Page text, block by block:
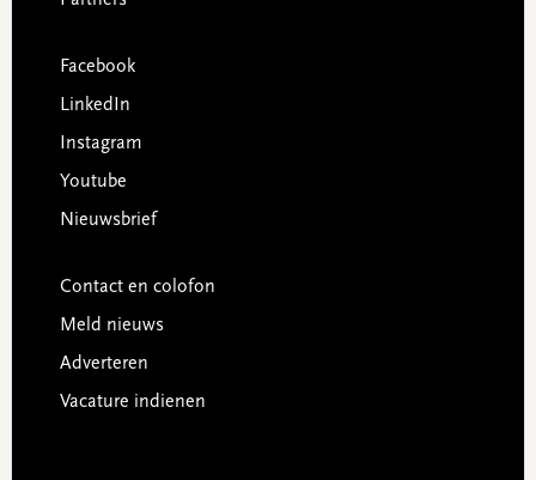
Facebook
LinkedIn
Instagram
Youtube
Nieuwsbrief
Contact en colofon
Meld nieuws
Adverteren
Vacature indienen